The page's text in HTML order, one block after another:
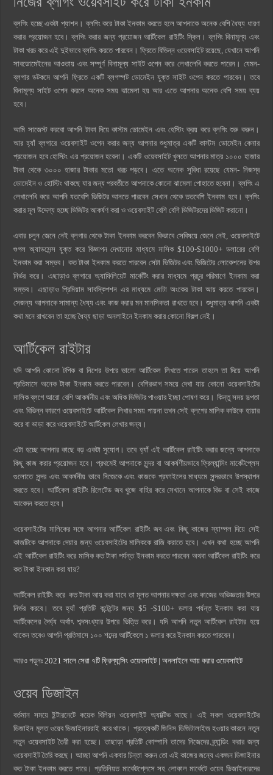
ব্লগিং হচ্ছে একটা প্যাশন। ব্লগিং করে টাকা ইনকাম করতে হলে আপনাকে অনেক বেশি ধৈয্য ধারণ
করার প্রয়োজন হবে। ব্লগিং করার জন্য প্রয়োজন আর্টিকেল রাইটিং স্কিল। ব্লগিং বিনামূল্য এবং
টাকা খরচ করে এই দুইভাবে ব্লগিং করতে পারবেন। ফ্রিতে বিভিন্ন ওয়েবসাইট রয়েছে, যেখানে আপনি
সাবডোমেইনের আওতায় এবং সম্পূর্ণ বিনামূল্য সাইট ওপেন করে লেখালেখি করতে পারেন। যেমন-
ব্লগার ডটকমে আপনি ফ্রিতে একটি ব্লগস্পট ডোমেইন যুক্ত সাইট ওপেন করতে পারবেন। তবে
বিনামূল্য সাইট ওপেন করলে অনেক সময় ঝামেলা হয় আর এতে আপনার অনেক বেশি সময় ব্যয়
হবে।
আমি সাজেস্ট করবো আপনি টাকা দিয়ে কাস্টম ডোমেইন এবং হেস্টিং ক্রয় করে ব্লগিং শুরু করুন।
আর হ্যাঁ ব্লগারে ওয়েবসাইট ওপেন করার জন্য আপনার শুধুমাত্র একটি কাস্টম ডোমেইন কেনার
প্রয়োজন হবে হোস্টিং এর প্রয়োজন হবেনা। একটি ওয়েবসাইট খুলতে আপনার মাত্র ১০০০ হাজার
টাকা থেকে ৩০০০ হাজার টাকার মতো খরচ পড়বে। এতে অনেক সুবিধা রয়েছে যেমন- নিজস্ব
ডোমেইন ও হোস্টিং থাকছে যার জন্য পরবর্তীতে আপনাকে কোনো ঝামেলা পোহাতে হবেনা। ব্লগিং এ
লেখালেখি করে আপনি যতবেশি ভিজিটর আনতে পারবেন সেখান থেকে ততবেশি ইনকাম হবে। ব্লগিং
করার মূল উদ্দেশ্য হচ্ছে ভিজিটর আকর্ষণ করা ও ওয়েবসাইট বেশি বেশি ভিজিটরদের ভিজিট করানো।
এবার চলুন জেনে নেই ব্লগার থেকে টাকা ইনকাম করবেন কিভাবে সেবিষয়ে জেনে নেই, ওয়েবসাইটে
গুগল অ্যাডসেন্স যুক্ত করে বিজ্ঞাপন দেখানোর মাধ্যমে মাসিক $100-$1000+ ডলারের বেশি
ইনকাম করা সম্ভব। কত টাকা ইনকাম করতে পারবেন সেটা ভিজিটর এবং ভিজিটের লোকেশনের উপর
নির্ভর করে। এছাড়াও ব্লগারে অ্যাফিলিয়েট মার্কেটিং করার মাধ্যমে প্রচুর পরিমাণে ইনকাম করা
সম্ভব। এছাড়াও প্রিমিয়াম সাবস্কিপশন এর মাধ্যমে মোটা অংকের টাকা আয় করতে পারবেন।
সেজন্য আপনাকে সামান্য ধৈয্য এবং ‍কাজ করার মন মানসিকতা রাখতে হবে। শুধুমাত্র আপনি একটা
কথা মনে রাখবেন তা হচ্ছে ধৈয্য ছাড়া অনলাইনে ইনকাম করার কোনো বিকল্প নেই।
আর্টিকেল রাইটার
যদি আপনি কোনো টপিক বা নিশের উপরে ভালো আর্টিকেল লিখতে পারেন তাহলে তা দিয়ে আপনি
প্রতিমাসে অনেক টাকা ইনকাম করতে পারবেন। বেশিরভাগ সময়ে দেখা যায় কোনো ওয়েবসাইটের
মালিক ব্লগে আরো বেশি আকর্ষনীয় এবং অধিক ভিজিটর পাওয়ার ইচ্ছা পোষণ করে। কিন্তু সময় সল্পতা
এবং বিভিন্ন কারণে ওয়েবসাইটে আর্টিকেল লিখার সময় পায়না তখন সেই ব্লগের মালিক কাউকে হায়ার
করে বা ভাড়া করে ওয়েবসাইটে আর্টিকেল লেখার জন্য।
এটা হচ্ছে আপনার কাছে বড় একটা সুযোগ। তবে হ্যাঁ এই আর্টিকেল রাইটিং করার জন্যে আপনাকে
কিছু কাজ করার প্রয়োজন হবে। প্রথমেই আপনাকে সুন্দর বা আকর্ষণীয়ভাবে ফ্রিল্যান্সিং মার্কেটপ্লেস
গুলোতে সুন্দর এবং আকর্ষনীয় ভাবে নিজেকে এবং কাজকে প্রফাইলের মাধ্যমে সুন্দরভাবে উপস্থাপন
করতে হবে। আর্টিকেল রাইটিং রিলেটেড জব খুজে বাহির করে সেখানে আপনাকে বিড বা সেই কাজে
আবেদন করতে হবে।
ওয়েবসাইটের মালিকের সঙ্গে আপনার আর্টিকেল রাইটিং জব এবং কিছু কাজের স্যাম্পল দিয়ে সেই
কাজটিকে আপনাকে দেয়ার জন্য ওয়েবসাইটের মালিককে রাজি করাতে হবে। এখন কথা হচ্ছে আপনি
এই আর্টিকেল রাইটিং করে মাসিক কত টাকা পর্যন্ত ইনকাম করতে পারবেন অথবা আর্টিকেল রাইটিং করে
কত টাকা ইনকাম করা যায়?
আর্টিকেল রাইটিং করে কত টাকা আয় করা যাবে তা মূলত আপনার দক্ষতা এবং কাজের অভিজ্ঞতার উপরে
নির্ভর করবে। তবে হ্যাঁ প্রতিটি কন্টেন্টের জন্য $5 -$100+ ডলার পর্যন্ত ইনকাম করা যায়
আর্টিকেলের দৈর্ঘ্য অর্থাৎ শব্দসংখ্যার উপরে ভিত্তি করে। যদি আপনি নতুন আর্টিকেল রাইটার হয়ে
থাকেন তবেও আপনি প্রতিমাসে ১০০ শব্দের আর্টিকেলে ১ ডলার করে ইনকাম করতে পারবেন।
আরও পড়ুনঃ2021 সালে সেরা ৭টি ফ্রিল্যান্সিং ওয়েবসাইট | অনলাইনে আয় করার ওয়েবসাইট
ওয়েব ডিজাইন
বর্তমান সময়ে ইন্টারনেটে কয়েক বিলিয়ন ওয়েবসাইট অ্যাক্টিভ আছে। এই সকল ওয়েবসাইটের
ডিজাইন মূলত ওয়েব ডিজাইনাররাই করে থাকে। প্রত্যেকটি জিনিস ডিজিটালাইজ হওয়ার কারনে নতুন
নতুন ওয়েবসাইট তৈরী করা হচ্ছে। তাছাড়া প্রতিটি কোম্পানি তাদের নিজেদের ব্র্যান্ডিং করার জন্য
ওয়েবসাইট তৈরি করছে। আচ্ছা আপনি একবার চিন্তা করুন তো এই কাজের জন্যে একজন ডিজাইনার
কত টাকা ইনকাম করতে পারে। প্রতিনিয়ত মার্কেটপ্লেসে সহ লোকাল মার্কেটে ওয়েব ডিজাইনারদের